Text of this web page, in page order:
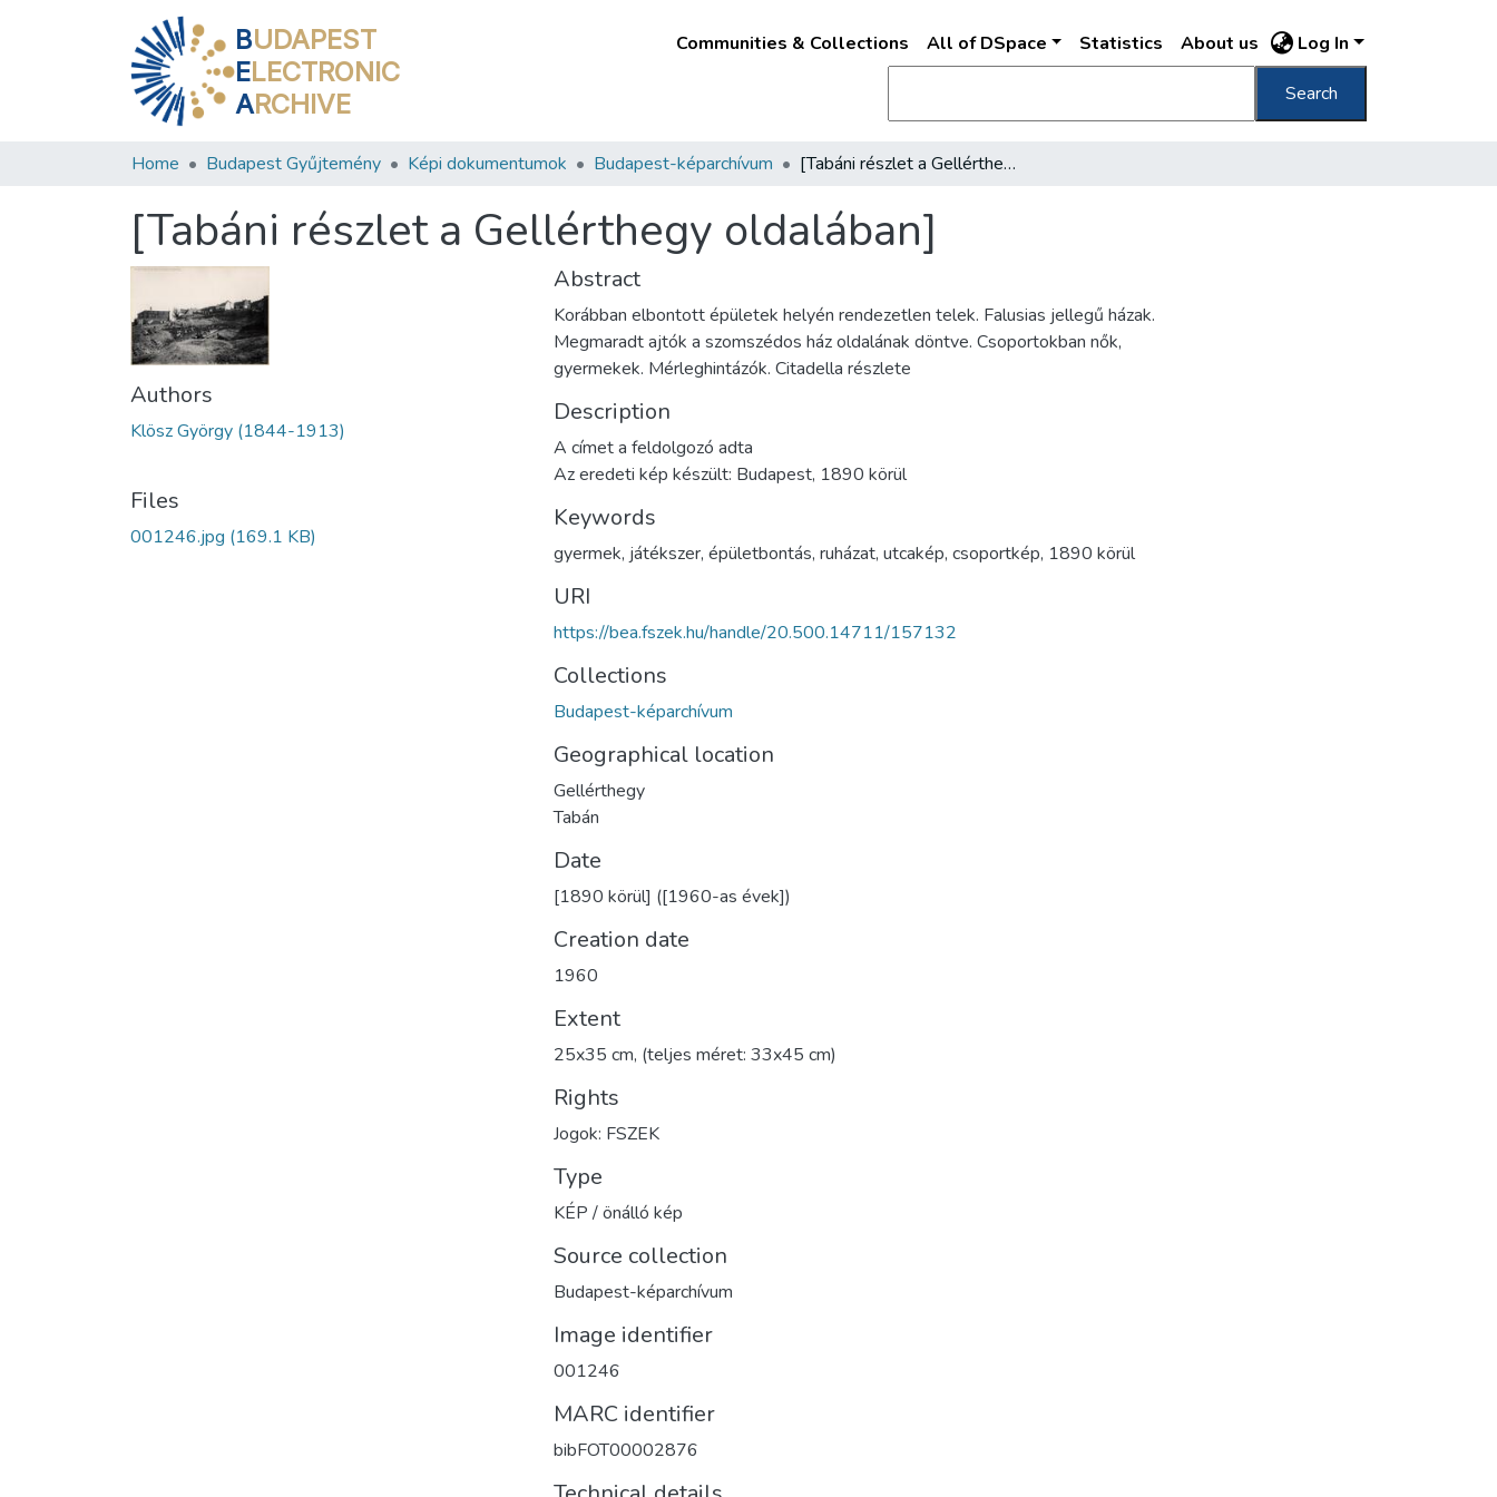
BUDAPEST
ELECTRONIC
ARCHIVE
Communities & Collections All of DSpace Statistics About us Log In
Search
Home Budapest Gyűjtemény Képi dokumentumok Budapest-képarchívum [Tabáni részlet a Gellérthegy oldalában]
[Tabáni részlet a Gellérthegy oldalában]
Authors
Klösz György (1844-1913)
Files
001246.jpg (169.1 KB)
Abstract
Korábban elbontott épületek helyén rendezetlen telek. Falusias jellegű házak.
Megmaradt ajtók a szomszédos ház oldalának döntve. Csoportokban nők,
gyermekek. Mérleghintázók. Citadella részlete
Description
A címet a feldolgozó adta
Az eredeti kép készült: Budapest, 1890 körül
Keywords
gyermek, játékszer, épületbontás, ruházat, utcakép, csoportkép, 1890 körül
URI
https://bea.fszek.hu/handle/20.500.14711/157132
Collections
Budapest-képarchívum
Geographical location
Gellérthegy
Tabán
Date
[1890 körül] ([1960-as évek])
Creation date
1960
Extent
25x35 cm, (teljes méret: 33x45 cm)
Rights
Jogok: FSZEK
Type
KÉP / önálló kép
Source collection
Budapest-képarchívum
Image identifier
001246
MARC identifier
bibFOT00002876